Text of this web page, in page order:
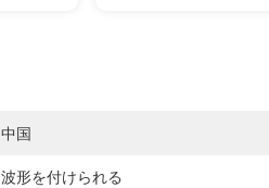
中国
波形を付けられる